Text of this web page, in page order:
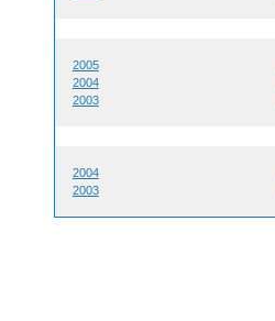
2005
2004
2003
2004
2003